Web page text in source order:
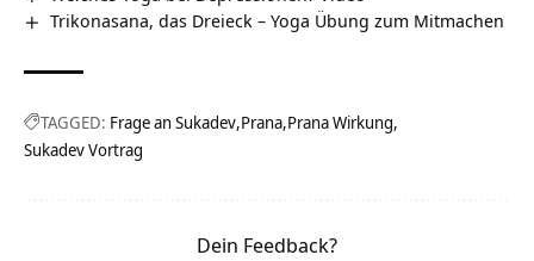
Trikonasana, das Dreieck – Yoga Übung zum Mitmachen
TAGGED: Frage an Sukadev Prana Prana Wirkung
Sukadev Vortrag
Dein Feedback?